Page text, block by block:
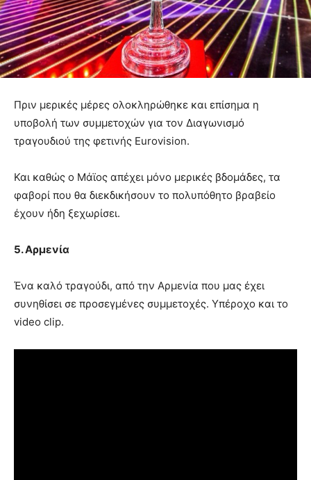
Πριν μερικές μέρες ολοκληρώθηκε και επίσημα η
υποβολή των συμμετοχών για τον Διαγωνισμό
τραγουδιού της φετινής Eurovision.
Και καθώς ο Μάϊος απέχει μόνο μερικές βδομάδες, τα
φαβορί που θα διεκδικήσουν το πολυπόθητο βραβείο
έχουν ήδη ξεχωρίσει.
5. Αρμενία
Ένα καλό τραγούδι, από την Αρμενία που μας έχει
συνηθίσει σε προσεγμένες συμμετοχές. Υπέροχο και το
video clip.